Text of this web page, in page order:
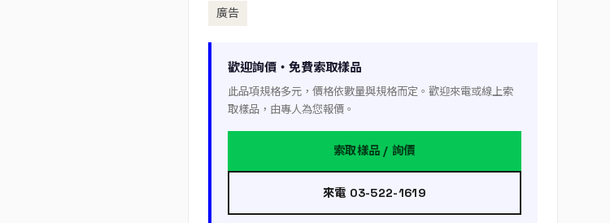
廣告
歡迎詢價・免費索取樣品
此品項規格多元，價格依數量與規格而定。歡迎來電或線上索
取樣品，由專人為您報價。
索取樣品 / 詢價
來電 03-522-1619